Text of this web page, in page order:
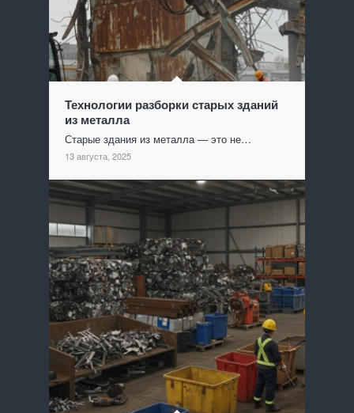
Технологии разборки старых зданий
из металла
Старые здания из металла — это не…
13 августа, 2025